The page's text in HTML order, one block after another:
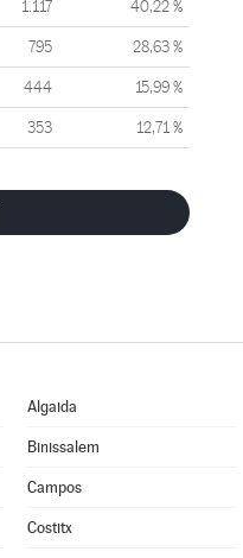
1.117 40,22 %
795 28,63 %
444 15,99 %
353 12,71 %
Algaida
Binissalem
Campos
Costitx